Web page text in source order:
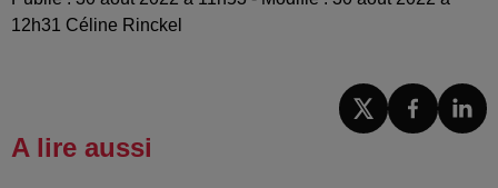
12h31 Céline Rinckel
A lire aussi